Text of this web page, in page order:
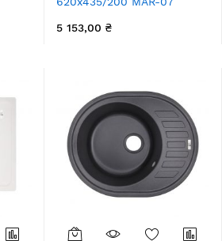
5 153,00 ₴